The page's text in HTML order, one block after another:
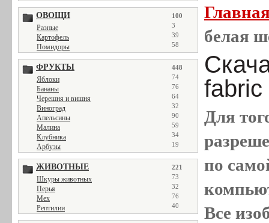
ОВОЩИ 100
Разные 3
Картофель 39
Помидоры 58
ФРУКТЫ 448
Яблоки 74
Бананы 76
Черешня и вишня 64
Виноград 32
Апельсины 90
Малина 59
Клубника 34
Арбузы 19
ЖИВОТНЫЕ 221
Шкуры животных 73
Перья 32
Мех 76
Рептилии 40
белая
fabric
Для
по
Все